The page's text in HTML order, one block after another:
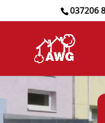
037206